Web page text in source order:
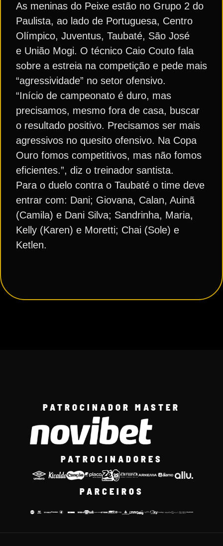
As meninas do Peixe estão no Grupo 2 do
Paulista, ao lado de Portuguesa, Centro
Olímpico, Juventus, Taubaté, São José
e União Mogi. O técnico Caio Couto fala
sobre a estreia na competição e pede mais
“agressividade” no setor ofensivo.
“Início de campeonato é duro, mas
precisamos, mesmo fora de casa, buscar
o resultado positivo. Precisamos ser mais
agressivos no quesito ofensivo. Na Copa
Ouro fomos competitivos, mas não fomos
eficientes.”, diz o treinador santista.
Para o duelo contra o Taubaté o time deve
entrar com: Dani; Giovana, Calan, Auinã
(Camila) e Dani Silva; Sandrinha, Maria,
Kelly (Karen) e Moretti; Chai (Sole) e
Ketlen.
PATROCINADOR MASTER
PATROCINADORES
PARCEIROS